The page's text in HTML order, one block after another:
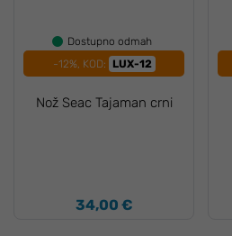
Dostupno odmah
-12%, KOD:
LUX-12
Nož Seac Tajaman crni
34,00 €